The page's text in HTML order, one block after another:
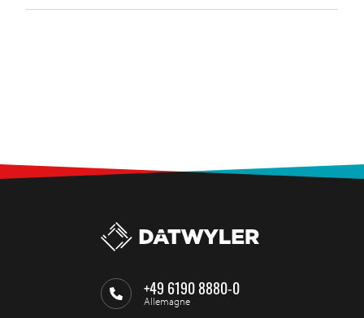
+49 6190 8880-0
Allemagne